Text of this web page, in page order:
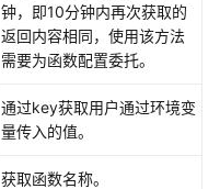
钟，即10分钟内再次获取的
返回内容相同，使用该方法
需要为函数配置委托。
通过key获取用户通过环境变
量传入的值。
获取函数名称。